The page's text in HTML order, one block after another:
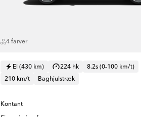
4 farver
El (430 km) 224 hk
8.2s (0-100 km/t)
210 km/t
Baghjulstræk
Kontant